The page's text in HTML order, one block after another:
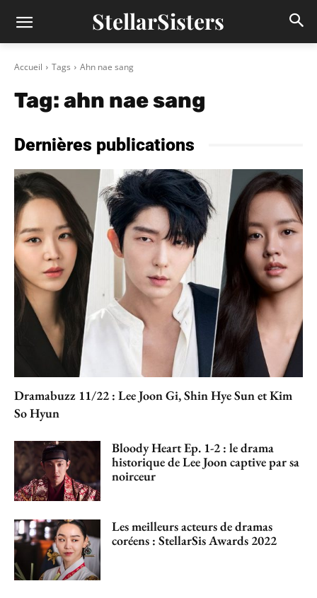
StellarSisters
Accueil Tags Ahn nae sang
Tag:ahn nae sang
Dernières publications
Dramabuzz 11/22 : Lee Joon Gi, Shin Hye Sun et Kim
So Hyun
Bloody Heart Ep. 1-2 : le drama
historique de Lee Joon captive par sa
noirceur
Les meilleurs acteurs de dramas
coréens : StellarSis Awards 2022